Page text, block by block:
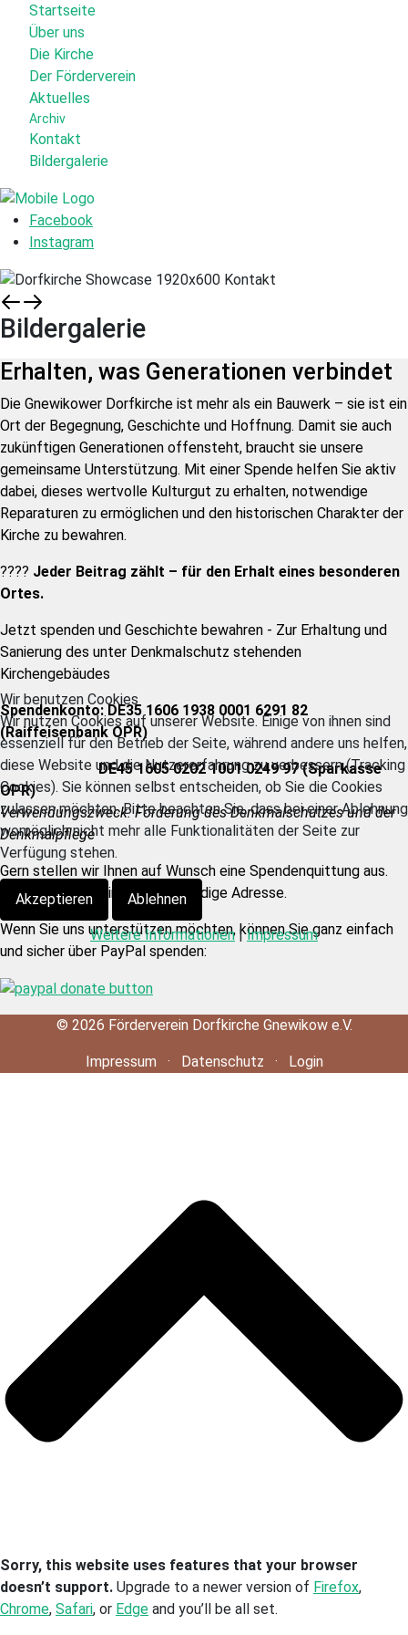
Startseite
Über uns
Die Kirche
Der Förderverein
Aktuelles
Archiv
Kontakt
Bildergalerie
Facebook
Instagram
Bildergalerie
Erhalten, was Generationen verbindet
Die Gnewikower Dorfkirche ist mehr als ein Bauwerk – sie ist ein
Ort der Begegnung, Geschichte und Hoffnung. Damit sie auch
zukünftigen Generationen offensteht, braucht sie unsere
gemeinsame Unterstützung. Mit einer Spende helfen Sie aktiv
dabei, dieses wertvolle Kulturgut zu erhalten, notwendige
Reparaturen zu ermöglichen und den historischen Charakter der
Kirche zu bewahren.
???? Jeder Beitrag zählt – für den Erhalt eines besonderen
Ortes.
Jetzt spenden und Geschichte bewahren - Zur Erhaltung und
Sanierung des unter Denkmalschutz stehenden
Kirchengebäudes
Spendenkonto: DE35 1606 1938 0001 6291 82
(Raiffeisenbank OPR)
DE45 1605 0202 1001 0249 97 (Sparkasse
OPR)
Verwendungszweck: Förderung des Denkmalschutzes und der
Denkmalpflege
Gern stellen wir Ihnen auf Wunsch eine Spendenquittung aus.
Dazu brauchen wir eine vollständige Adresse.
Wenn Sie uns unterstützen möchten, können Sie ganz einfach
und sicher über PayPal spenden:
© 2026 Förderverein Dorfkirche Gnewikow e.V.
Impressum · Datenschutz · Login
Sorry, this website uses features that your browser
doesn’t support. Upgrade to a newer version of Firefox,
Chrome, Safari, or Edge and you’ll be all set.
Wir benutzen Cookies
Wir nutzen Cookies auf unserer Website. Einige von ihnen sind
essenziell für den Betrieb der Seite, während andere uns helfen,
diese Website und die Nutzererfahrung zu verbessern (Tracking
Cookies). Sie können selbst entscheiden, ob Sie die Cookies
zulassen möchten. Bitte beachten Sie, dass bei einer Ablehnung
womöglich nicht mehr alle Funktionalitäten der Seite zur
Verfügung stehen.
Akzeptieren Ablehnen
Weitere Informationen|Impressum